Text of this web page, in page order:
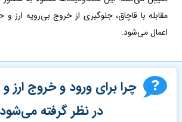
مقابله با قاچاق، جلوگیری از خروج بی‌رویه ارز و
اعمال می‌شود.
چرا برای ورود و خروج ارز
در نظر گرفته